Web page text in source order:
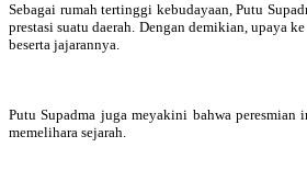
Sebagai rumah tertinggi kebudayaan, Putu
prestasi suatu daerah. Dengan demikian, upaya
beserta jajarannya.
Putu Supadma juga meyakini bahwa peresmian
memelihara sejarah.